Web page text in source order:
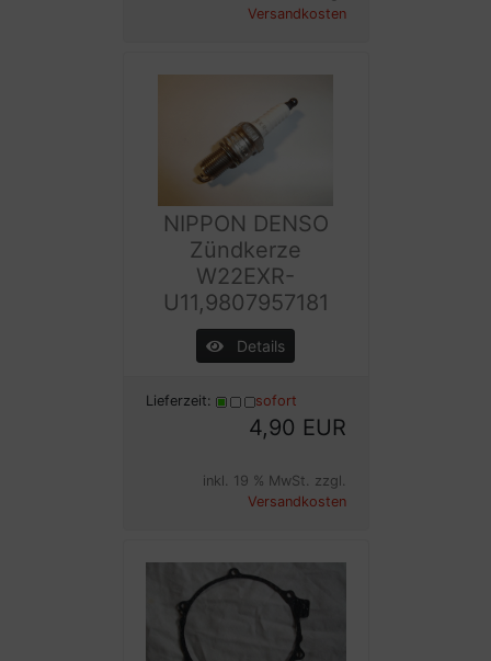
Versandkosten
NIPPON DENSO
Zündkerze
W22EXR-
U11,9807957181
Details
Lieferzeit: sofort
4,90 EUR
inkl. 19 % MwSt. zzgl.
Versandkosten